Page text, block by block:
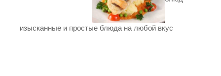
изысканные и простые блюда на любой вкус